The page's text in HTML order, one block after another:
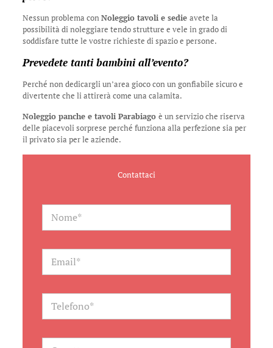
Nessun problema conNoleggio tavoli e sedie avete la
possibilità di noleggiare tendo strutture e vele in grado di
soddisfare tutte le vostre richieste di spazio e persone.
Prevedete tanti bambini all’evento?
Perché non dedicargli un’area gioco con un gonfiabile sicuro e
divertente che li attirerà come una calamita.
Noleggio panche e tavoli Parabiago è un servizio che riserva
delle piacevoli sorprese perché funziona alla perfezione sia per
il privato sia per le aziende.
Contattaci
N
m
*E
a
lT
l
fO